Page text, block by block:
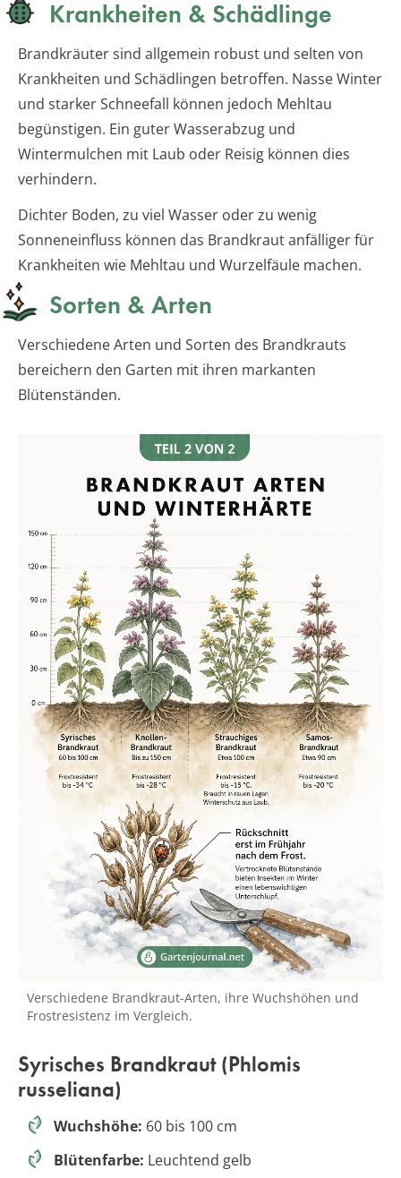
Krankheiten & Schädlinge
Brandkräuter sind allgemein robust und selten von
Krankheiten und Schädlingen betroffen. Nasse Winter
und starker Schneefall können jedoch Mehltau
begünstigen. Ein guter Wasserabzug und
Wintermulchen mit Laub oder Reisig können dies
verhindern.
Dichter Boden, zu viel Wasser oder zu wenig
Sonneneinfluss können das Brandkraut anfälliger für
Krankheiten wie Mehltau und Wurzelfäule machen.
Sorten & Arten
Verschiedene Arten und Sorten des Brandkrauts
bereichern den Garten mit ihren markanten
Blütenständen.
Verschiedene Brandkraut-Arten, ihre Wuchshöhen und
Frostresistenz im Vergleich.
Syrisches Brandkraut (Phlomis
russeliana)
Wuchshöhe: 60 bis 100 cm
Blütenfarbe: Leuchtend gelb